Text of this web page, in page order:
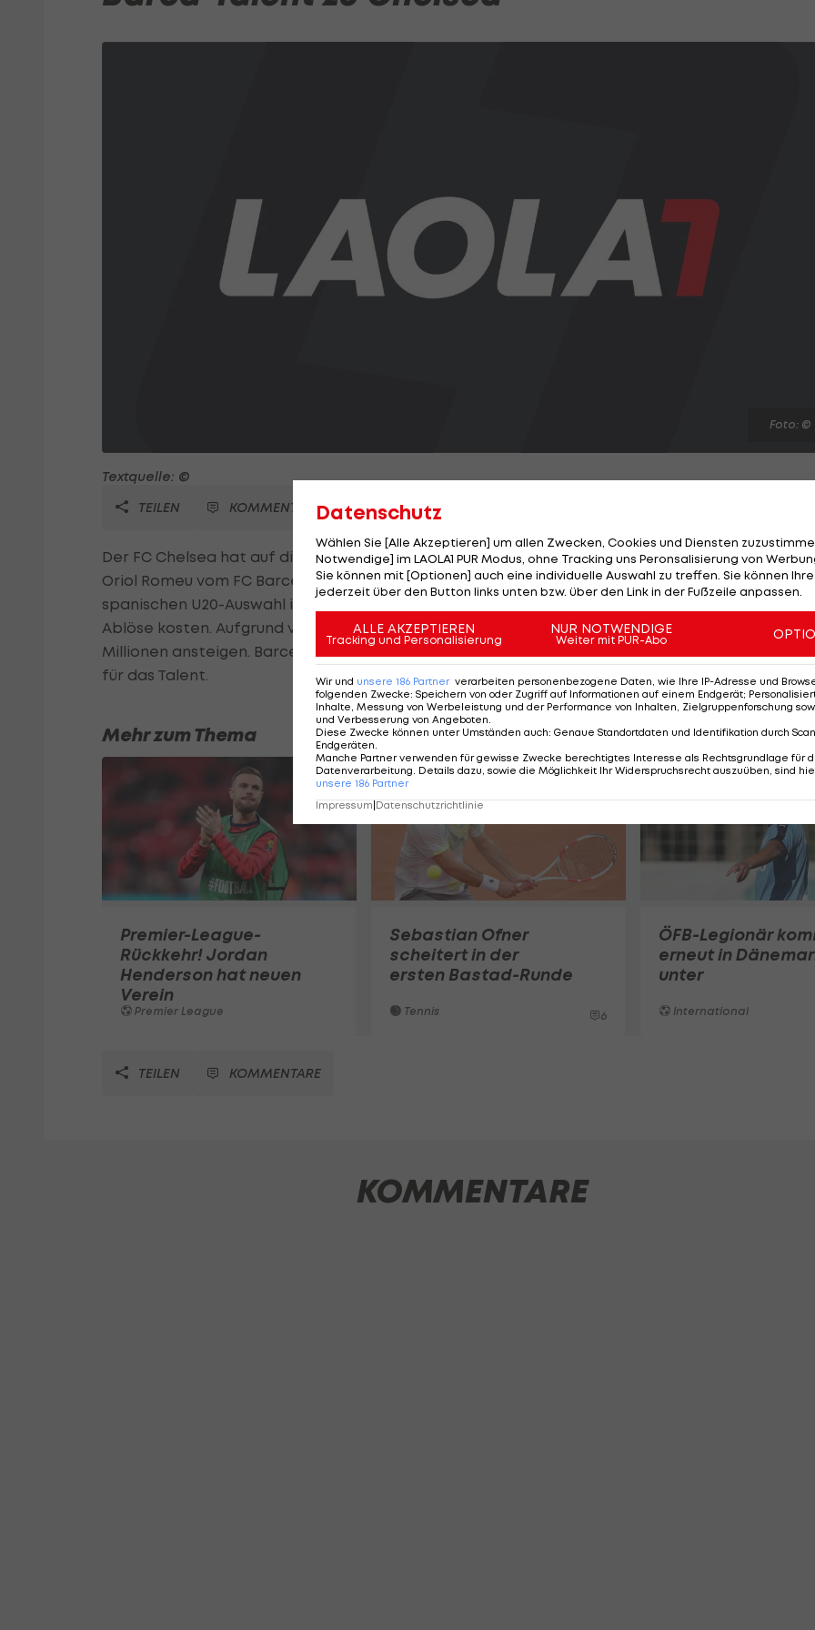
Foto: ©
Textquelle: ©
TEILEN
KOMMENTARE
Der FC Chelsea hat auf die schwere Knie-Verletzung von Michael Essien reagiert und sich mit
Oriol Romeu vom FC Barcelona verstärkt. Der 19-jährige Mittelfeldspieler, der derzeit mit der
spanischen U20-Auswahl in Kolumbien weilt, unterschreibt bis 2015 und soll fünf Millionen Euro
Ablöse kosten. Aufgrund von Vertragsklauseln könnte die Summe allerdings noch auf bis zu
Millionen ansteigen. Barcelona sicherte sich zudem ein Rückkaufrecht (2012: 10 Mio.; 2013: 15 Mio.)
für das Talent.
Mehr zum Thema
Premier-League-
Rückkehr! Jordan
Henderson hat neuen
Verein
Premier League
Sebastian Ofner
scheitert in der
ersten Bastad-Runde
Tennis 6
ÖFB-Legionär
erneut in
unter
International
TEILEN KOMMENTARE
KOMMENTARE
Datenschutz
Wählen Sie [Alle Akzeptieren] um allen Zwecken, Cookies und Diensten
Notwendige] im LAOLA1 PUR Modus, ohne Tracking uns Peronsalisierung von
Sie können mit [Optionen] auch eine individuelle Auswahl zu treffen. Sie können
jederzeit über den Button links unten bzw. über den Link in der Fußzeile anpassen.
ALLE AKZEPTIEREN
Tracking und Personalisierung
NUR NOTWENDIGE
Weiter mit PUR-Abo
Wir und unsere 186 Partner verarbeiten personenbezogene Daten, wie Ihre IP-Adresse und
folgenden Zwecke: Speichern von oder Zugriff auf Informationen auf einem Endgerät;
Inhalte, Messung von Werbeleistung und der Performance von Inhalten, Zielgruppenforschung
und Verbesserung von Angeboten
Diese Zwecke können unter Umständen auch: Genaue Standortdaten und Identifikation durch
Endgeräten
Manche Partner verwenden für gewisse Zwecke berechtigtes Interesse als Rechtsgrundlage für
Datenverarbeitung. Details dazu, sowie die Möglichkeit Ihr Widerspruchsrecht auszuüben, sind
unsere 186 Partner
Impressum|Datenschutzrichtlinie